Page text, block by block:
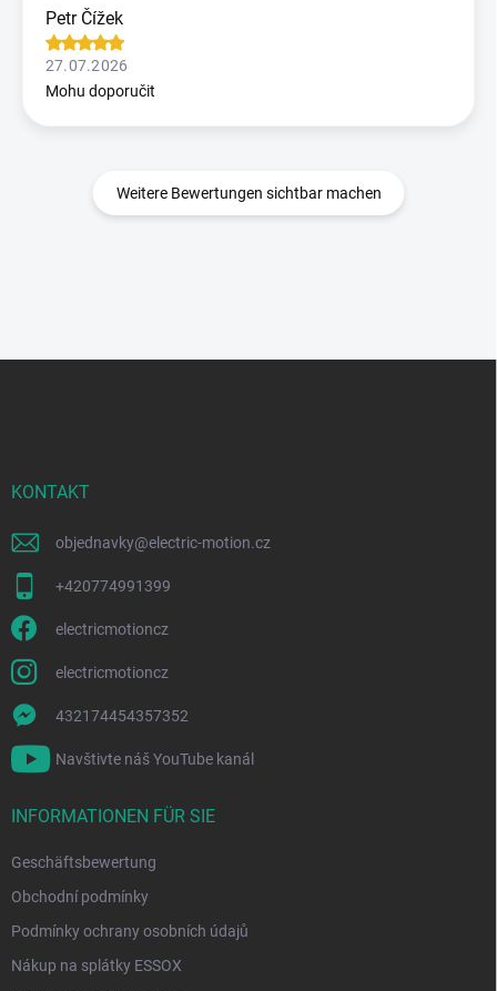
Petr Čížek
27.07.2026
Mohu doporučit
Weitere Bewertungen sichtbar machen
KONTAKT
objednavky@electric-motion.cz
+420774991399
electricmotioncz
electricmotioncz
432174454357352
Navštivte náš YouTube kanál
INFORMATIONEN FÜR SIE
Geschäftsbewertung
Obchodní podmínky
Podmínky ochrany osobních údajů
Nákup na splátky ESSOX